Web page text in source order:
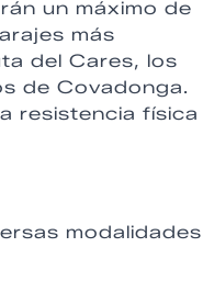
un máximo de
más
del Cares, los
de Covadonga.
resistencia física
modalidades